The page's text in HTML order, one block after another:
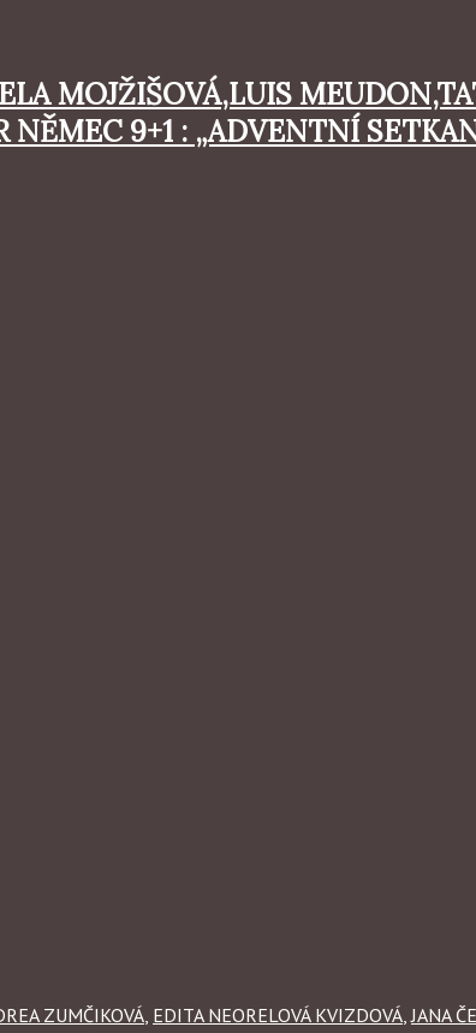
MOJŽIŠOVÁ,LUIS
9+1 : „ADVENTNÍ
ZUMČIKOVÁ EDITA NEORELOVÁ KVIZDOVÁ JANA